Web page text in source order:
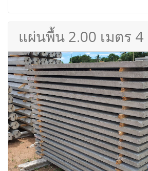
แผ่นพื้น 2.00 เมตร 4